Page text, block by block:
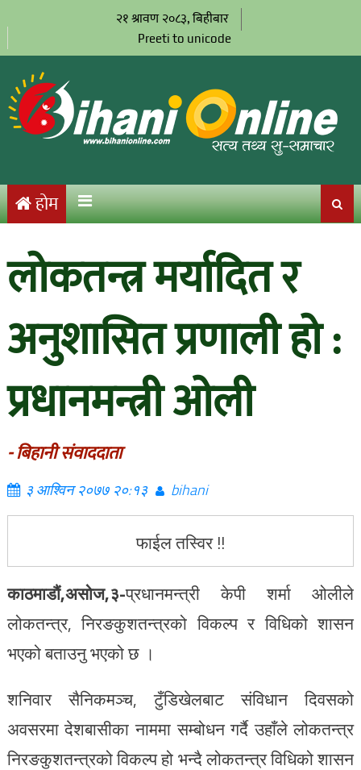
२१ श्रावण २०८३, बिहीबार
Preeti to unicode
होम
लोकतन्त्र मर्यादित र
अनुशासित प्रणाली हो :
प्रधानमन्त्री ओली
- बिहानी संवाददाता
३ आश्विन २०७७ २०:१३ bihani
फाईल तस्विर !!
काठमाडौं,असोज,३-प्रधानमन्त्री केपी शर्मा ओलीले
लोकतन्त्र, निरङकुशतन्त्रको विकल्प र विधिको शासन
भएको बताउनु भएको छ ।
शनिवार सैनिकमञ्च, टुँडिखेलबाट संविधान दिवसको
अवसरमा देशबासीका नाममा सम्बोधन गर्दै उहाँले लोकतन्त्र
निरङकुशतन्त्रको विकल्प हो भन्दै लोकतन्त्र विधिको शासन